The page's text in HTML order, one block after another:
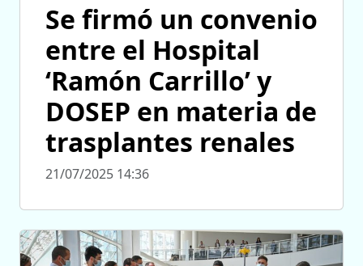
Se firmó un convenio
entre el Hospital
‘Ramón Carrillo’ y
DOSEP en materia de
trasplantes renales
21/07/2025 14:36